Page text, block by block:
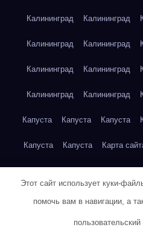
Калининград Калининград
Калининград Калининград
Калининград Калининград
Калининград Калининград
Капуста Капуста Капуста
Капуста Капуста Карта
Кейптаун
Этот сайт использует куки-
помочь вам в навигации, а
пользовательский